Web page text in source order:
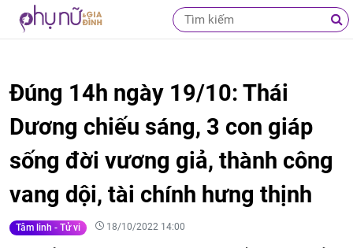
Đúng 14h ngày 19/10: Thái
Dương chiếu sáng, 3 con giáp
sống đời vương giả, thành công
vang dội, tài chính hưng thịnh
Tâm linh - Tử vi 18/10/2022 14:00